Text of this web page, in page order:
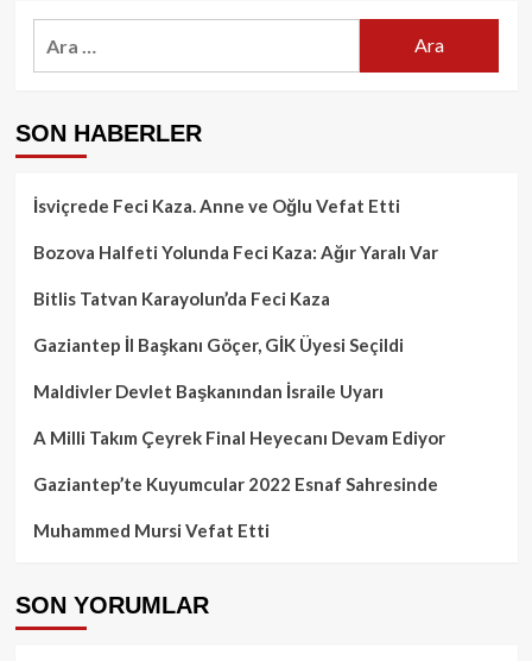
SON HABERLER
İsviçrede Feci Kaza. Anne ve Oğlu Vefat Etti
Bozova Halfeti Yolunda Feci Kaza: Ağır Yaralı Var
Bitlis Tatvan Karayolun’da Feci Kaza
Gaziantep İl Başkanı Göçer, GİK Üyesi Seçildi
Maldivler Devlet Başkanından İsraile Uyarı
A Milli Takım Çeyrek Final Heyecanı Devam Ediyor
Gaziantep’te Kuyumcular 2022 Esnaf Sahresinde
Muhammed Mursi Vefat Etti
SON YORUMLAR